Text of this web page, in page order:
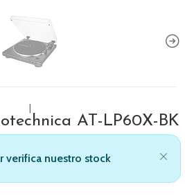
AT-LP60X-BK
verifica nuestro stock